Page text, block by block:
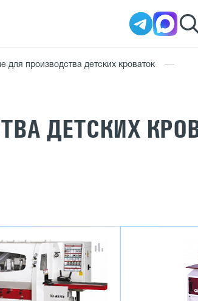
для производства детских кроваток
ДЕТСКИХ